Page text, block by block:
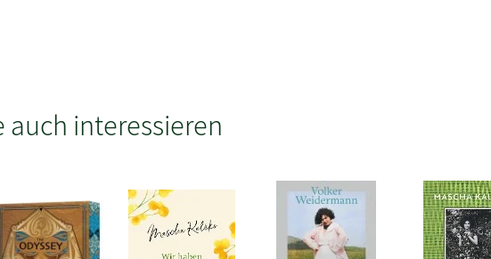
auch interessieren